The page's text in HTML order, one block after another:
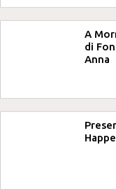
A
di
Anna